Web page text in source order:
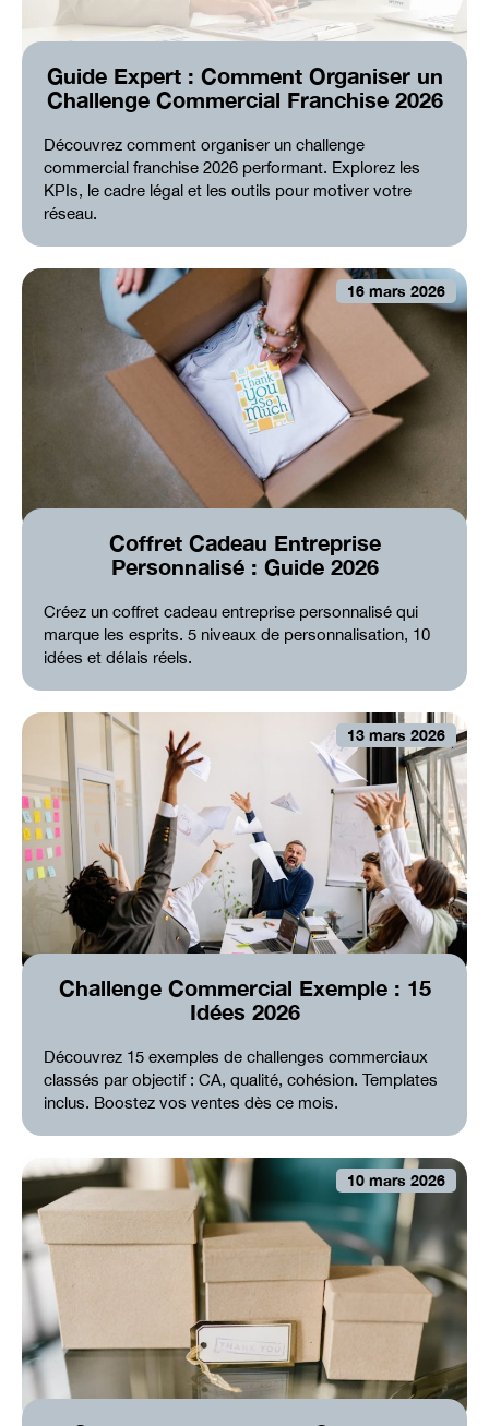
Guide Expert : Comment Organiser un
Challenge Commercial Franchise 2026
Découvrez comment organiser un challenge
commercial franchise 2026 performant. Explorez les
KPIs, le cadre légal et les outils pour motiver votre
réseau.
16 mars 2026
Coffret Cadeau Entreprise
Personnalisé : Guide 2026
Créez un coffret cadeau entreprise personnalisé qui
marque les esprits. 5 niveaux de personnalisation, 10
idées et délais réels.
13 mars 2026
Challenge Commercial Exemple : 15
Idées 2026
Découvrez 15 exemples de challenges commerciaux
classés par objectif : CA, qualité, cohésion. Templates
inclus. Boostez vos ventes dès ce mois.
10 mars 2026